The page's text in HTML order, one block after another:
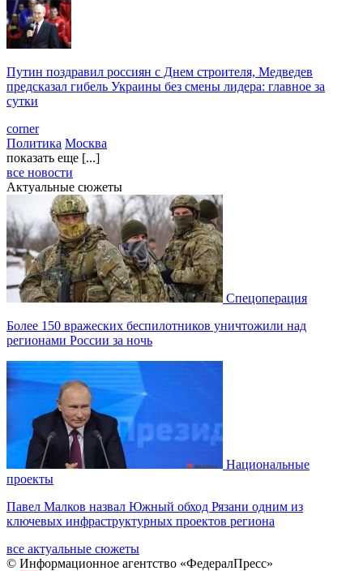
Путин поздравил россиян с Днем строителя, Медведев
предсказал гибель Украины без смены лидера: главное за
сутки
corner
Политика Москва
показать еще [...]
все новости
Актуальные сюжеты
Спецоперация
Более 150 вражеских беспилотников уничтожили над
регионами России за ночь
Национальные
проекты
Павел Малков назвал Южный обход Рязани одним из
ключевых инфраструктурных проектов региона
все актуальные сюжеты
© Информационное агентство «ФедералПресс»